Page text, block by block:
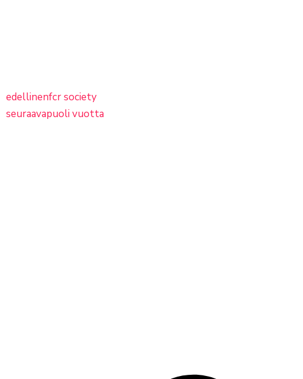
edellinenfcr society
seuraavapuoli vuotta